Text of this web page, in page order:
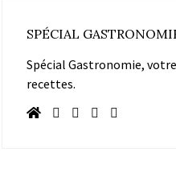
SPÉCIAL
Spécial Gastronomie,
recettes.